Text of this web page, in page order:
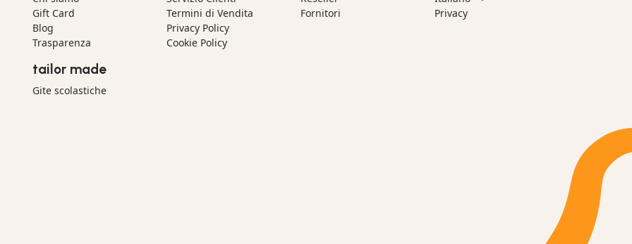
Gift Card
Blog
Trasparenza
tailor made
Gite scolastiche
Termini di Vendita
Privacy Policy
Cookie Policy
Fornitori
Privacy